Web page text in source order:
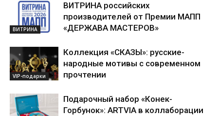
ВИТРИНА
ВИТРИНА российских
производителей от Премии МАПП
«ДЕРЖАВА МАСТЕРОВ»
VIP-подарки
Коллекция «СКАЗЫ»: русские-
народные мотивы с современном
прочтении
Подарочный набор «Конек-
Горбунок»: ARTVIA в коллаборации